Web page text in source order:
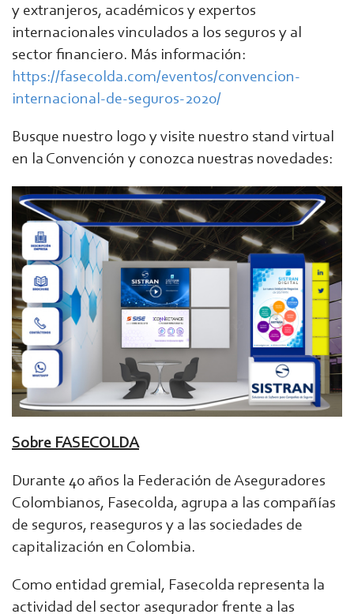
y extranjeros, académicos y expertos
internacionales vinculados a los seguros y al
sector financiero. Más información:
https://fasecolda.com/eventos/convencion-
internacional-de-seguros-2020/
Busque nuestro logo y visite nuestro stand virtual
en la Convención y conozca nuestras novedades:
Sobre FASECOLDA
Durante 40 años la Federación de Aseguradores
Colombianos, Fasecolda, agrupa a las compañías
de seguros, reaseguros y a las sociedades de
capitalización en Colombia.
Como entidad gremial, Fasecolda representa la
actividad del sector asegurador frente a las